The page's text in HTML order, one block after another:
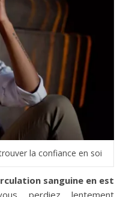
la confiance en soi
sanguine en est
perdiez lentement